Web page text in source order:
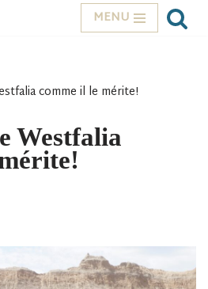
MENU
comme il le mérite!
Westfalia